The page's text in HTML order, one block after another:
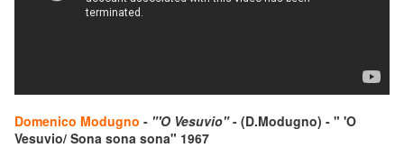
Domenico Modugno - "'O Vesuvio"- (D.Modugno) - " 'O
Vesuvio/ Sona sona sona" 1967